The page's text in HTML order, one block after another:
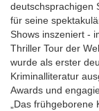
deutschsprachigen
für seine
Shows inszeniert -
Thriller Tour der
wurde als erster
Kriminalliteratur
Awards und
„Das